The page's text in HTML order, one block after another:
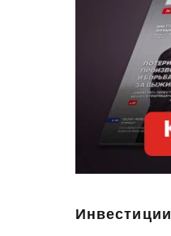
Инвестиции